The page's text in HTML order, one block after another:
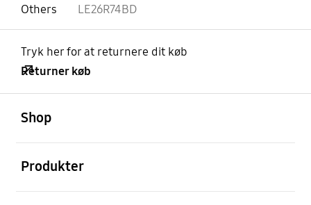
Others
LE26R74BD
Tryk her for at returnere dit køb
Returner køb
Shop
Produkter